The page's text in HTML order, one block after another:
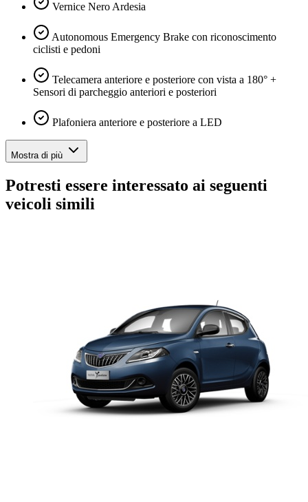
Vernice Nero Ardesia
Autonomous Emergency Brake con riconoscimento
ciclisti e pedoni
Telecamera anteriore e posteriore con vista a 180° +
Sensori di parcheggio anteriori e posteriori
Plafoniera anteriore e posteriore a LED
Mostra di più
Potresti essere interessato ai seguenti
veicoli simili